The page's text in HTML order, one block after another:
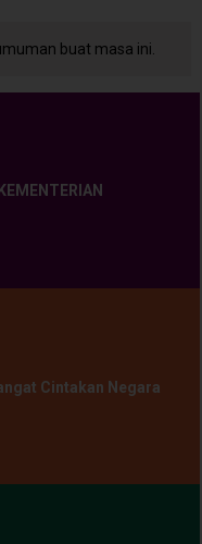
buat masa ini.
Cintakan Negara